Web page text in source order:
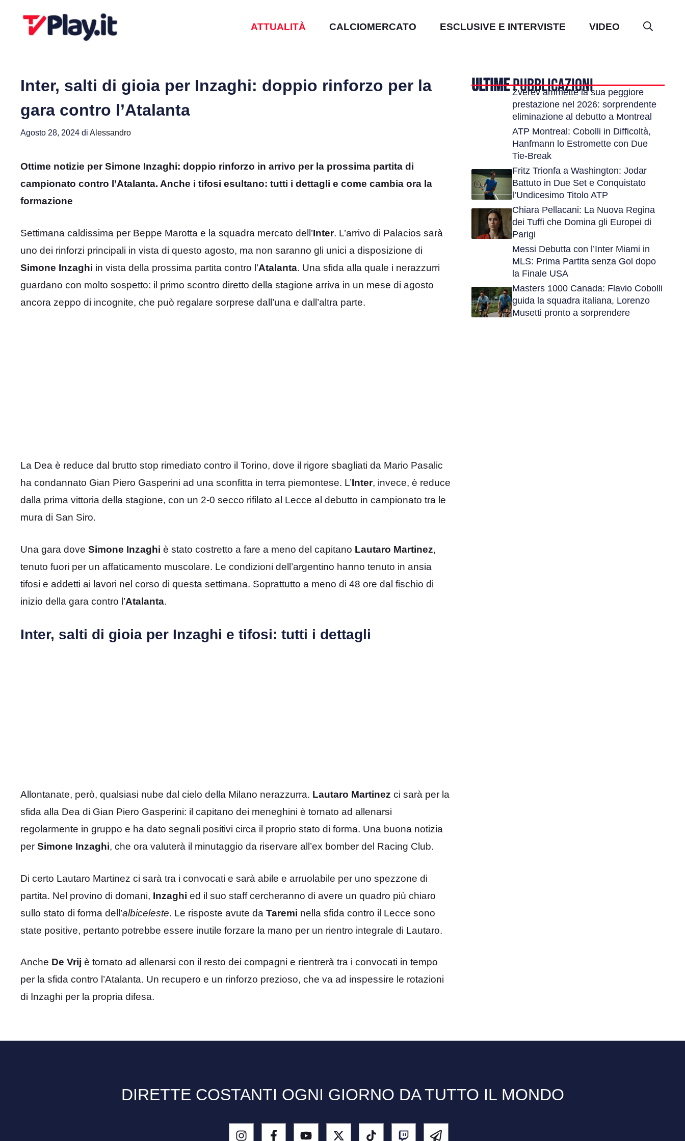
ATTUALITÀ CALCIOMERCATO ESCLUSIVE E INTERVISTE VIDEO
Inter, salti di gioia per Inzaghi: doppio rinforzo per la
gara contro l’Atalanta
Agosto 28, 2024 di Alessandro
Ottime notizie per Simone Inzaghi: doppio rinforzo in arrivo per la prossima partita di
campionato contro l’Atalanta. Anche i tifosi esultano: tutti i dettagli e come cambia ora la
formazione
Settimana caldissima per Beppe Marotta e la squadra mercato dell’Inter. L’arrivo di Palacios sarà
uno dei rinforzi principali in vista di questo agosto, ma non saranno gli unici a disposizione di
Simone Inzaghi in vista della prossima partita contro l’Atalanta. Una sfida alla quale i nerazzurri
guardano con molto sospetto: il primo scontro diretto della stagione arriva in un mese di agosto
ancora zeppo di incognite, che può regalare sorprese dall’una e dall’altra parte.
La Dea è reduce dal brutto stop rimediato contro il Torino, dove il rigore sbagliati da Mario Pasalic
ha condannato Gian Piero Gasperini ad una sconfitta in terra piemontese. L’Inter, invece, è reduce
dalla prima vittoria della stagione, con un 2-0 secco rifilato al Lecce al debutto in campionato tra le
mura di San Siro.
Una gara dove Simone Inzaghi è stato costretto a fare a meno del capitano Lautaro Martinez,
tenuto fuori per un affaticamento muscolare. Le condizioni dell’argentino hanno tenuto in ansia
tifosi e addetti ai lavori nel corso di questa settimana. Soprattutto a meno di 48 ore dal fischio di
inizio della gara contro l’Atalanta.
Inter, salti di gioia per Inzaghi e tifosi: tutti i dettagli
Allontanate, però, qualsiasi nube dal cielo della Milano nerazzurra. Lautaro Martinez ci sarà per la
sfida alla Dea di Gian Piero Gasperini: il capitano dei meneghini è tornato ad allenarsi
regolarmente in gruppo e ha dato segnali positivi circa il proprio stato di forma. Una buona notizia
per Simone Inzaghi, che ora valuterà il minutaggio da riservare all’ex bomber del Racing Club.
Di certo Lautaro Martinez ci sarà tra i convocati e sarà abile e arruolabile per uno spezzone di
partita. Nel provino di domani, Inzaghi ed il suo staff cercheranno di avere un quadro più chiaro
sullo stato di forma dell’albiceleste. Le risposte avute da Taremi nella sfida contro il Lecce sono
state positive, pertanto potrebbe essere inutile forzare la mano per un rientro integrale di Lautaro.
Anche De Vrij è tornato ad allenarsi con il resto dei compagni e rientrerà tra i convocati in tempo
per la sfida contro l’Atalanta. Un recupero e un rinforzo prezioso, che va ad inspessire le rotazioni
di Inzaghi per la propria difesa.
ULTIMEPUBBLICAZIONI
Zverev ammette la sua peggiore
prestazione nel 2026: sorprendente
eliminazione al debutto a Montreal
ATP Montreal: Cobolli in Difficoltà,
Hanfmann lo Estromette con Due
Tie-Break
Fritz Trionfa a Washington: Jodar
Battuto in Due Set e Conquistato
l’Undicesimo Titolo ATP
Chiara Pellacani: La Nuova Regina
dei Tuffi che Domina gli Europei di
Parigi
Messi Debutta con l’Inter Miami in
MLS: Prima Partita senza Gol dopo
la Finale USA
Masters 1000 Canada: Flavio Cobolli
guida la squadra italiana, Lorenzo
Musetti pronto a sorprendere
DIRETTE COSTANTI OGNI GIORNO DA TUTTO IL MONDO